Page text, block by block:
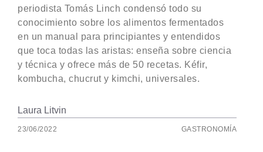
periodista Tomás Linch condensó todo su
conocimiento sobre los alimentos fermentados
en un manual para principiantes y entendidos
que toca todas las aristas: enseña sobre ciencia
y técnica y ofrece más de 50 recetas. Kéfir,
kombucha, chucrut y kimchi, universales.
Laura Litvin
23/06/2022 GASTRONOMÍA